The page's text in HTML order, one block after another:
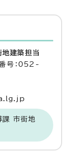
建築担当
号：052-
課 市街地